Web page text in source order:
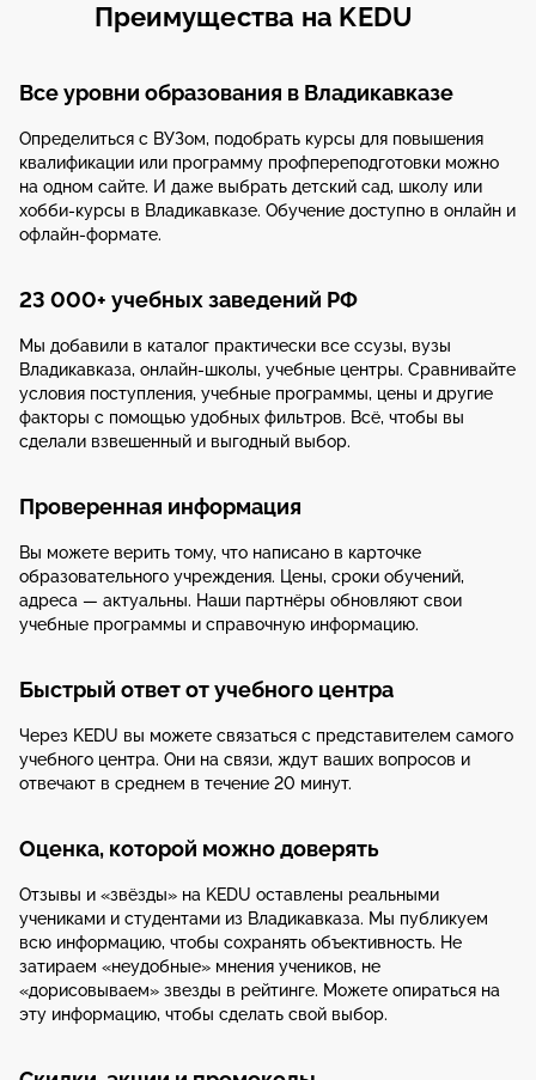
Преимущества на KEDU
Все уровни образования в Владикавказе
Определиться с ВУЗом, подобрать курсы для повышения
квалификации или программу профпереподготовки можно
на одном сайте. И даже выбрать детский сад, школу или
хобби-курсы в Владикавказе. Обучение доступно в онлайн и
офлайн-формате.
23 000+ учебных заведений РФ
Мы добавили в каталог практически все ссузы, вузы
Владикавказа, онлайн-школы, учебные центры. Сравнивайте
условия поступления, учебные программы, цены и другие
факторы с помощью удобных фильтров. Всё, чтобы вы
сделали взвешенный и выгодный выбор.
Проверенная информация
Вы можете верить тому, что написано в карточке
образовательного учреждения. Цены, сроки обучений,
адреса — актуальны. Наши партнёры обновляют свои
учебные программы и справочную информацию.
Быстрый ответ от учебного центра
Через KEDU вы можете связаться с представителем самого
учебного центра. Они на связи, ждут ваших вопросов и
отвечают в среднем в течение 20 минут.
Оценка, которой можно доверять
Отзывы и «звёзды» на KEDU оставлены реальными
учениками и студентами из Владикавказа. Мы публикуем
всю информацию, чтобы сохранять объективность. Не
затираем «неудобные» мнения учеников, не
«дорисовываем» звезды в рейтинге. Можете опираться на
эту информацию, чтобы сделать свой выбор.